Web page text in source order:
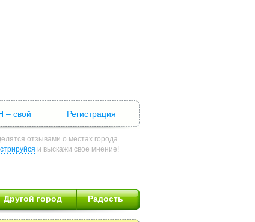
– свой Регистрация
отзывами о местах города.
и выскажи свое мнение!
Другой город Радость